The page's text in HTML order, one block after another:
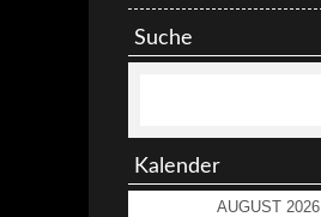
Suche
Kalender
AUGUST 2026